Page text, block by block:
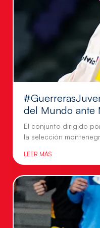
del Mundo ante
El conjunto dirigido
la selección
LEER MÁS